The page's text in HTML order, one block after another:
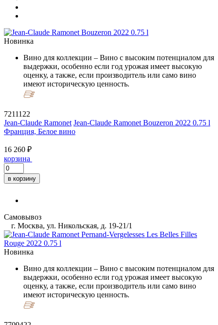
Новинка
Вино для коллекции – Вино с высоким потенциалом для
выдержки, особенно если год урожая имеет высокую
оценку, а также, если производитель или само вино
имеют историческую ценность.
7211122
Jean-Claude Ramonet Jean-Claude Ramonet Bouzeron 2022 0.75 l
Франция, Белое вино
16 260 ₽
корзина
в корзину
Самовывоз
г. Москва, ул. Никольская, д. 19-21/1
Новинка
Вино для коллекции – Вино с высоким потенциалом для
выдержки, особенно если год урожая имеет высокую
оценку, а также, если производитель или само вино
имеют историческую ценность.